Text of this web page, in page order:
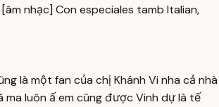
[âm nhạc] Con especiales tamb Italian,
là một fan của chị Khánh Vi nha cả nhà
ma luôn ấ em cũng được Vinh dự là tế